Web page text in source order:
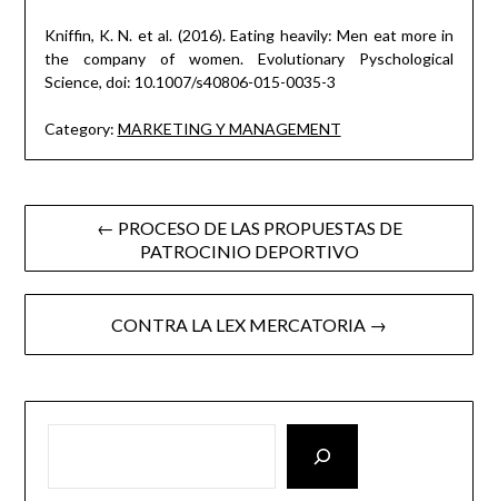
Kniffin, K. N. et al. (2016). Eating heavily: Men eat more in
the company of women. Evolutionary Pyschological
Science, doi: 10.1007/s40806-015-0035-3
Category: MARKETING Y MANAGEMENT
Post
navigation
← PROCESO DE LAS PROPUESTAS DE
PATROCINIO DEPORTIVO
CONTRA LA LEX MERCATORIA →